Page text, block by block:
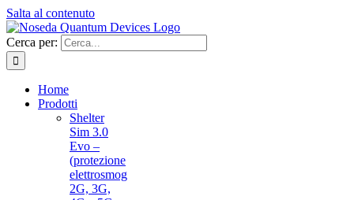
Salta al contenuto
Cerca per:
Home
Prodotti
Shelter
Sim 3.0
Evo –
(protezione
elettrosmog
2G, 3G,